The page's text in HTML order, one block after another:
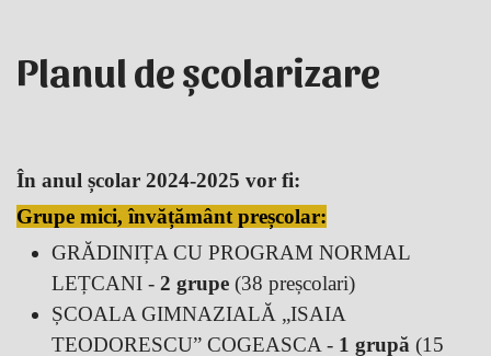
Planul de școlarizare
În anul școlar 2024-2025 vor fi:
Grupe mici, învățământ preșcolar:
GRĂDINIȚA CU PROGRAM NORMAL
LEȚCANI - 2 grupe (38 preșcolari)
ȘCOALA GIMNAZIALĂ „ISAIA
TEODORESCU” COGEASCA - 1 grupă (15